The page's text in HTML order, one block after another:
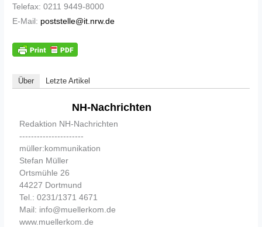
Telefax: 0211 9449-8000
E-Mail: poststelle@it.nrw.de
Über Letzte Artikel
NH-Nachrichten
Redaktion NH-Nachrichten
----------------------
müller:kommunikation
Stefan Müller
Ortsmühle 26
44227 Dortmund
Tel.: 0231/1371 4671
Mail: info@muellerkom.de
www.muellerkom.de